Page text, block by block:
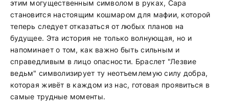
этим могущественным символом в руках, Сара
становится настоящим кошмаром для мафии, которой
теперь следует отказаться от любых планов на
будущее. Эта история не только волнующая, но и
напоминает о том, как важно быть сильным и
справедливым в лицо опасности. Браслет "Лезвие
ведьм" символизирует ту неотъемлемую силу добра,
которая живёт в каждом из нас, готовая проявиться в
самые трудные моменты.